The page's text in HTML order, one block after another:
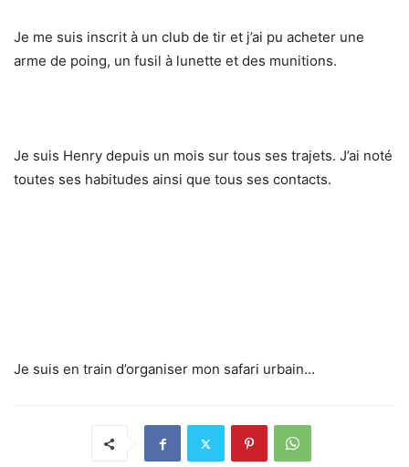
Je me suis inscrit à un club de tir et j’ai pu acheter une
arme de poing, un fusil à lunette et des munitions.
Je suis Henry depuis un mois sur tous ses trajets. J’ai noté
toutes ses habitudes ainsi que tous ses contacts.
Je suis en train d’organiser mon safari urbain…